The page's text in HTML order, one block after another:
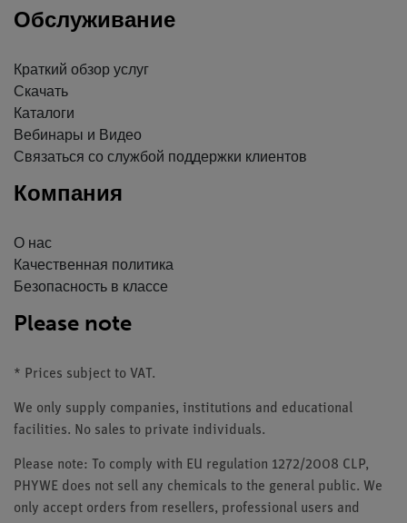
Обслуживание
Краткий обзор услуг
Скачать
Каталоги
Вебинары и Видео
Связаться со службой поддержки клиентов
Компания
О нас
Качественная политика
Безопасность в классе
Please note
* Prices subject to VAT.
We only supply companies, institutions and educational
facilities. No sales to private individuals.
Please note: To comply with EU regulation 1272/2008 CLP,
PHYWE does not sell any chemicals to the general public. We
only accept orders from resellers, professional users and